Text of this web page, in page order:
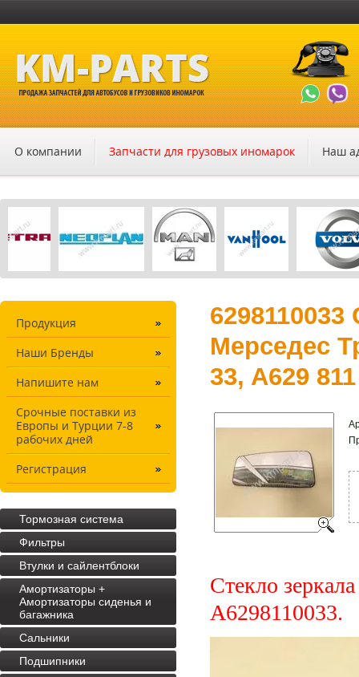
О компании Запчасти для грузовых иномарок Наш
Мерседес
33, A629
Стекло
A6298110033.
Продукция
Наши Бренды
Напишите нам
Срочные поставки из
Европы и Турции 7-8
рабочих дней
Регистрация
Тормозная система
Фильтры
Втулки и сайлентблоки
Амортизаторы +
Амортизаторы сиденья и
багажника
Cальники
Подшипники